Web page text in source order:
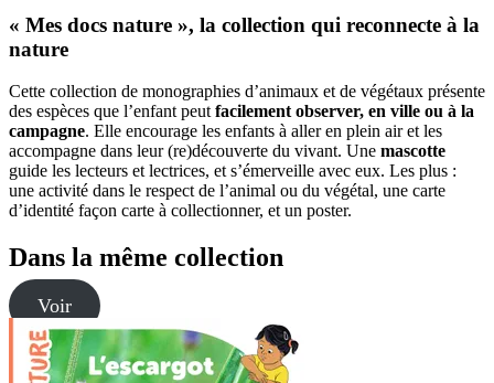
« Mes docs nature », la collection qui reconnecte à la
nature
Cette collection de monographies d’animaux et de végétaux présente
des espèces que l’enfant peut facilement observer, en ville ou à la
campagne. Elle encourage les enfants à aller en plein air et les
accompagne dans leur (re)découverte du vivant. Une mascotte
guide les lecteurs et lectrices, et s’émerveille avec eux. Les plus :
une activité dans le respect de l’animal ou du végétal, une carte
d’identité façon carte à collectionner, et un poster.
Dans la même collection
Voir